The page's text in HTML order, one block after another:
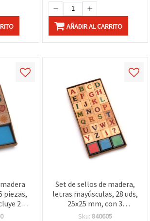
AÑADIR AL CARRITO
piezas,
2
en 2
Set de sellos de madera,
letras mayúsculas, 28 uds,
25x25 mm, con 3
almohadillas de tinta, 3
Sku: 840605